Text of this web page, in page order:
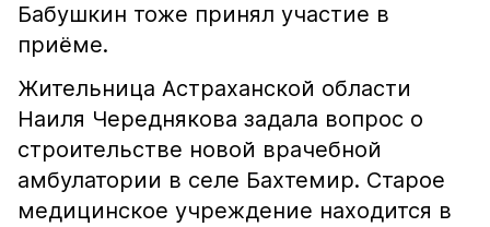
Бабушкин тоже принял участие в
приёме.
Жительница Астраханской области
Наиля Череднякова задала вопрос о
строительстве новой врачебной
амбулатории в селе Бахтемир. Старое
медицинское учреждение находится в